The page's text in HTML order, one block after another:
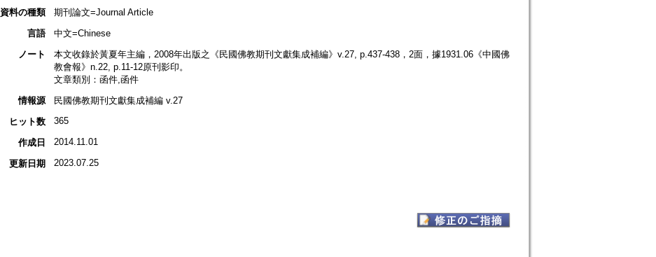
資料の種類
期刊論文=Journal Article
言語
中文=Chinese
ノート
本文收錄於黃夏年主編，2008年出版之《民國佛教期刊文獻集成補編》v.27, p.437-438，2面，據1931.06《中國佛
教會報》n.22, p.11-12原刊影印。
文章類別：函件,函件
情報源
民國佛教期刊文獻集成補編 v.27
ヒット数
365
作成日 2014.11.01
更新日期 2023.07.25